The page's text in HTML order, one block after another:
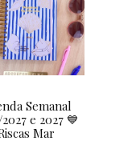
Semanal
e 2027 💙
Mar